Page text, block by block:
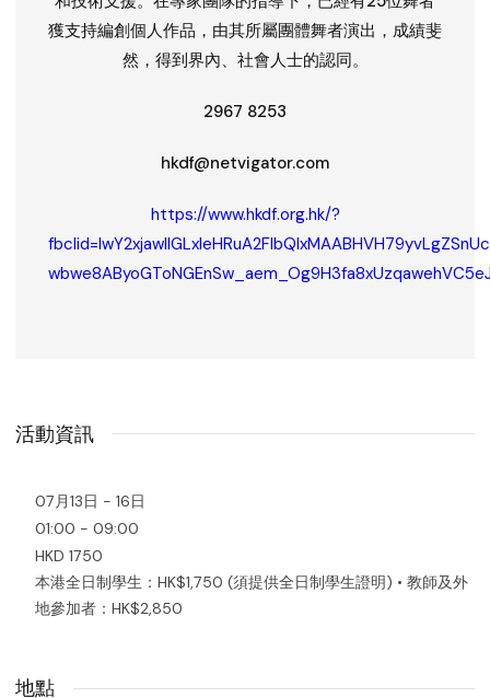
獲支持編創個人作品，由其所屬團體舞者演出，成績斐
然，得到界內、社會人士的認同。
2967 8253
hkdf@netvigator.com
https://www.hkdf.org.hk/?
活動資訊
07月13日 - 16日
01:00 - 09:00
HKD 1750
本港全日制學生：HK$1,750 (須提供全日制學生證明) • 教師及外
地參加者：HK$2,850
地點